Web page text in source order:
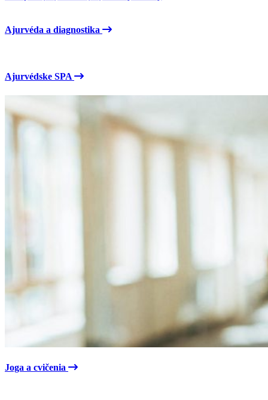
Ajurvéda a diagnostika
Ajurvédske SPA
Joga a cvičenia